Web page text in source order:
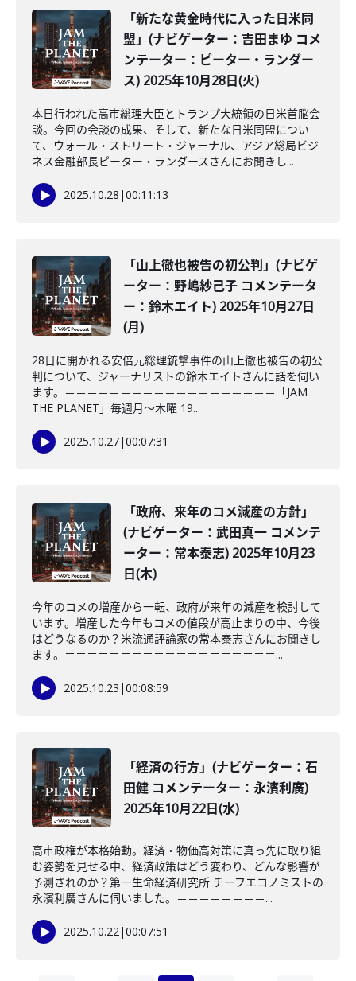
「新たな黄金時代に入った日米同
盟」(ナビゲーター：吉田まゆ コメ
ンテーター：ピーター・ランダー
ス) 2025年10月28日(火)
本日行われた高市総理大臣とトランプ大統領の日米首脳会
談。今回の会談の成果、そして、新たな日米同盟につい
て、ウォール・ストリート・ジャーナル、アジア総局ビジ
ネス金融部長ピーター・ランダースさんにお聞きし...
2025.10.28 |00:11:13
「山上徹也被告の初公判」(ナビゲ
ーター：野嶋紗己子 コメンテータ
ー：鈴木エイト) 2025年10月27日
(月)
28日に開かれる安倍元総理銃撃事件の山上徹也被告の初公
判について、ジャーナリストの鈴木エイトさんに話を伺い
ます。＝＝＝＝＝＝＝＝＝＝＝＝＝＝＝＝＝＝＝「JAM
THE PLANET」毎週月～木曜 19...
2025.10.27|00:07:31
「政府、来年のコメ減産の方針」
(ナビゲーター：武田真一 コメンテ
ーター：常本泰志) 2025年10月23
日(木)
今年のコメの増産から一転、政府が来年の減産を検討して
います。増産した今年もコメの値段が高止まりの中、今後
はどうなるのか？米流通評論家の常本泰志さんにお聞きし
ます。＝＝＝＝＝＝＝＝＝＝＝＝＝＝＝＝＝＝＝...
2025.10.23 |00:08:59
「経済の行方」(ナビゲーター：石
田健 コメンテーター：永濱利廣)
2025年10月22日(水)
高市政権が本格始動。経済・物価高対策に真っ先に取り組
む姿勢を見せる中、経済政策はどう変わり、どんな影響が
予測されのか？第一生命経済研究所 チーフエコノミストの
永濱利廣さんに伺いました。＝＝＝＝＝＝＝＝...
2025.10.22|00:07:51